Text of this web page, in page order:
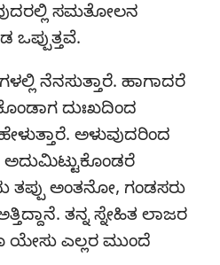
ಸಮತೋಲನ
ನೆನಸುತ್ತಾರೆ. ಹಾಗಾದರೆ
ದುಃಖದಿಂದ
ಅಳುವುದರಿಂದ
ತಪ್ಪು ಅಂತನೋ, ಗಂಡಸರು
ತನ್ನ ಸ್ನೇಹಿತ ಲಾಜರ
ಯೇಸು ಎಲ್ಲರ ಮುಂದೆ